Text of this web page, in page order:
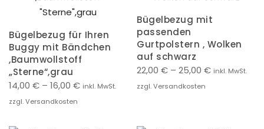
Bügelbezug für Ihren
Buggy mit Bändchen
,Baumwollstoff
„Sterne“,grau
14,00 € – 16,00 € inkl. MwSt.
zzgl. Versandkosten
Bügelbezug mit
passenden
Gurtpolstern , Wolken
auf schwarz
22,00 € – 25,00 € inkl. MwSt.
zzgl. Versandkosten